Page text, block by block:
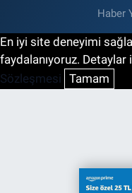
Haber
En iyi site deneyimi
faydalanıyoruz. Detaylar
Sözleşmesi Tamam